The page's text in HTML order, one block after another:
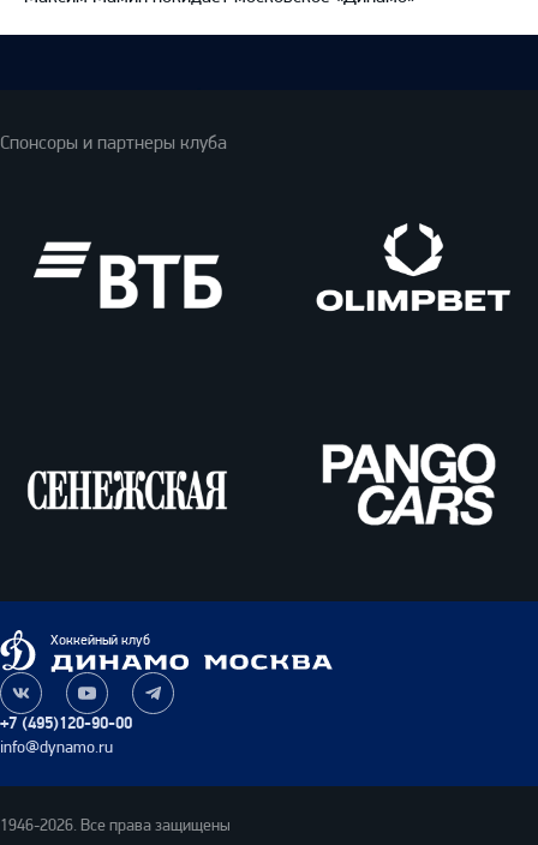
Спонсоры и партнеры клуба
Cars
Динамо
Москва
Хоккейный клуб
+7 (495)120-90-00
info@dynamo.ru
Наша
группа
ВКонтакте
Наш
канал
на
Наш
канал
1946-2026. Все права защищены